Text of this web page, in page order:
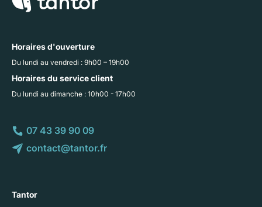
Horaires d'ouverture
Du lundi au vendredi : 9h00 – 19h00
Horaires du service client
Du lundi au dimanche : 10h00 - 17h00
07 43 39 90 09
contact@tantor.fr
Tantor